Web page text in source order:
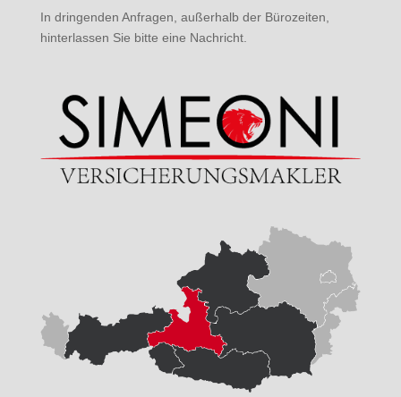
In dringenden Anfragen, außerhalb der Bürozeiten,
hinterlassen Sie bitte eine Nachricht.